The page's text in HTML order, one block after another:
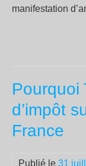
manifestation
Pourquoi
d’impôt
France
Publié le 31